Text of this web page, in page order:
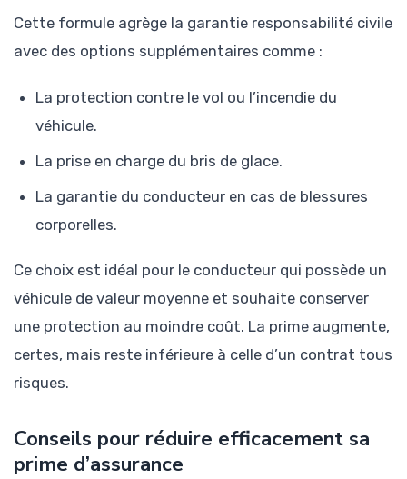
Cette formule agrège la garantie responsabilité civile
avec des options supplémentaires comme :
La protection contre le vol ou l’incendie du
véhicule.
La prise en charge du bris de glace.
La garantie du conducteur en cas de blessures
corporelles.
Ce choix est idéal pour le conducteur qui possède un
véhicule de valeur moyenne et souhaite conserver
une protection au moindre coût. La prime augmente,
certes, mais reste inférieure à celle d’un contrat tous
risques.
Conseils pour réduire efficacement sa
prime d’assurance